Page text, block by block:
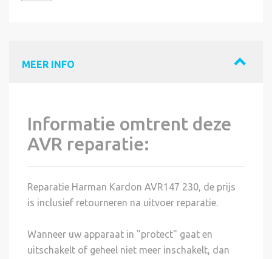
MEER INFO
Informatie omtrent deze
AVR reparatie:
Reparatie Harman Kardon AVR147 230, de prijs
is inclusief retourneren na uitvoer reparatie.
Wanneer uw apparaat in "protect" gaat en
uitschakelt of geheel niet meer inschakelt, dan